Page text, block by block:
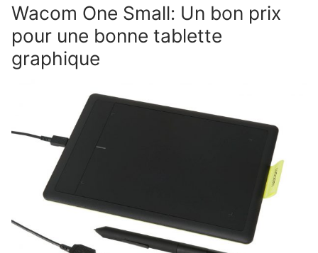
Wacom One Small: Un bon prix
pour une bonne tablette
graphique